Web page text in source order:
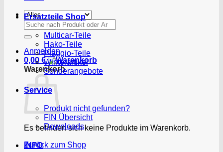
Suchen
nach:
Anmelden
0,00 €
Warenkorb
Es befinden sich keine Produkte im Warenkorb.
Zurück zum Shop
Ersatzteile Shop
Multicar-Teile
Hako-Teile
Piaggio-Teile
Winterartikel
Sonderangebote
Service
Produkt nicht gefunden?
FIN Übersicht
Downloads
INFO